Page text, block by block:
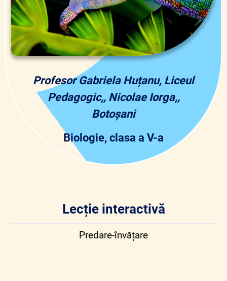
Profesor Gabriela Huțanu, Liceul
Pedagogic,, Nicolae Iorga,,
Botoșani
Biologie, clasa a V-a
Lecție interactivă
Predare-învățare